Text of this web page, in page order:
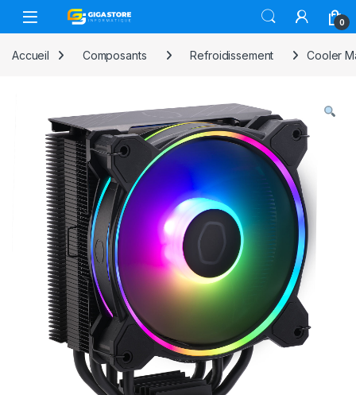
Skip to navigation
Skip to content
0
Accueil Composants Refroidissement Cooler